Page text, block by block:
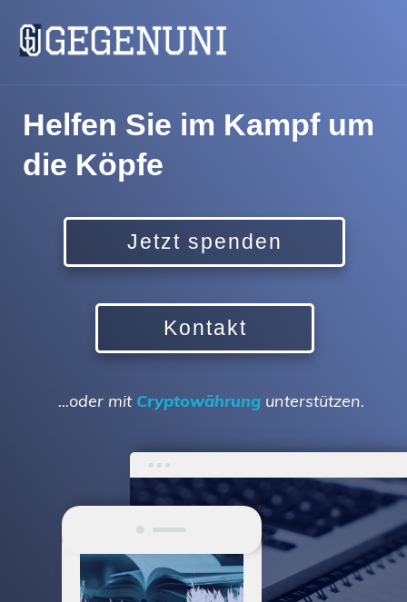
Helfen Sie im Kampf um
die Köpfe
Jetzt spenden
Kontakt
...oder mit Cryptowährung unterstützen.